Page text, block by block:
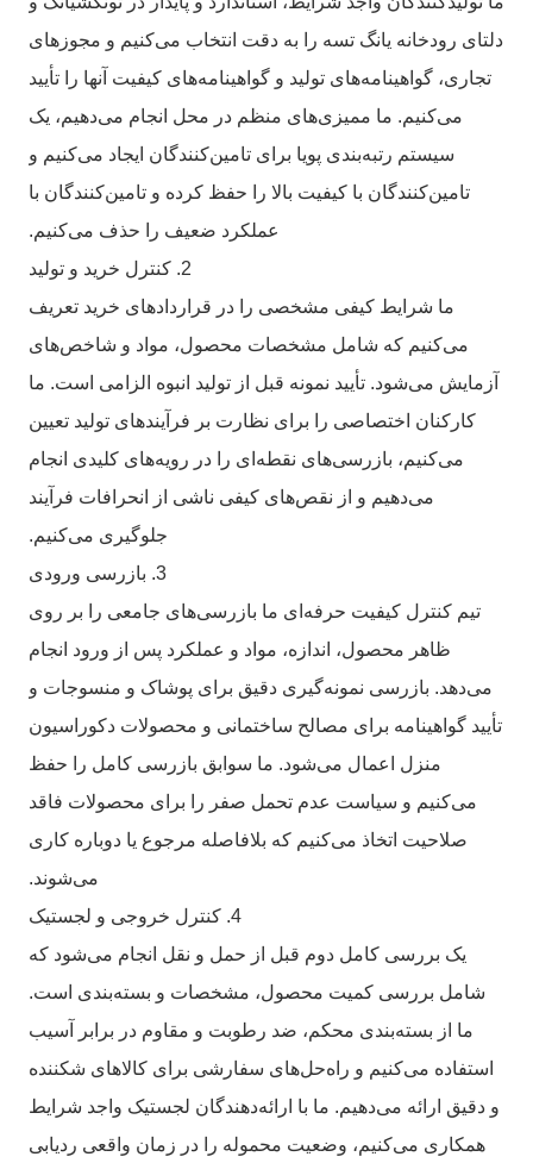
دلتای رودخانه یانگ تسه را به دقت انتخاب می‌کنیم و مجوزهای
تجاری، گواهینامه‌های تولید و گواهینامه‌های کیفیت آنها را تأیید
می‌کنیم. ما ممیزی‌های منظم در محل انجام می‌دهیم، یک
سیستم رتبه‌بندی پویا برای تامین‌کنندگان ایجاد می‌کنیم و
تامین‌کنندگان با کیفیت بالا را حفظ کرده و تامین‌کنندگان با
عملکرد ضعیف را حذف می‌کنیم.
2. کنترل خرید و تولید
ما شرایط کیفی مشخصی را در قراردادهای خرید تعریف
می‌کنیم که شامل مشخصات محصول، مواد و شاخص‌های
آزمایش می‌شود. تأیید نمونه قبل از تولید انبوه الزامی است. ما
کارکنان اختصاصی را برای نظارت بر فرآیندهای تولید تعیین
می‌کنیم، بازرسی‌های نقطه‌ای را در رویه‌های کلیدی انجام
می‌دهیم و از نقص‌های کیفی ناشی از انحرافات فرآیند
جلوگیری می‌کنیم.
3. بازرسی ورودی
تیم کنترل کیفیت حرفه‌ای ما بازرسی‌های جامعی را بر روی
ظاهر محصول، اندازه، مواد و عملکرد پس از ورود انجام
می‌دهد. بازرسی نمونه‌گیری دقیق برای پوشاک و منسوجات و
تأیید گواهینامه برای مصالح ساختمانی و محصولات دکوراسیون
منزل اعمال می‌شود. ما سوابق بازرسی کامل را حفظ
می‌کنیم و سیاست عدم تحمل صفر را برای محصولات فاقد
صلاحیت اتخاذ می‌کنیم که بلافاصله مرجوع یا دوباره کاری
می‌شوند.
4. کنترل خروجی و لجستیک
یک بررسی کامل دوم قبل از حمل و نقل انجام می‌شود که
شامل بررسی کمیت محصول، مشخصات و بسته‌بندی است.
ما از بسته‌بندی محکم، ضد رطوبت و مقاوم در برابر آسیب
استفاده می‌کنیم و راه‌حل‌های سفارشی برای کالاهای شکننده
و دقیق ارائه می‌دهیم. ما با ارائه‌دهندگان لجستیک واجد شرایط
همکاری می‌کنیم، وضعیت محموله را در زمان واقعی ردیابی